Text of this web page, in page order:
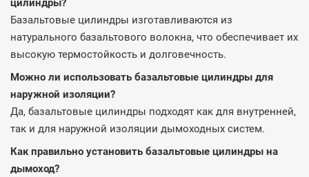
цилиндры?
Базальтовые цилиндры изготавливаются из
натурального базальтового волокна, что обеспечивает их
высокую термостойкость и долговечность.
Можно ли использовать базальтовые цилиндры для
наружной изоляции?
Да, базальтовые цилиндры подходят как для внутренней,
так и для наружной изоляции дымоходных систем.
Как правильно установить базальтовые цилиндры на
дымоход?